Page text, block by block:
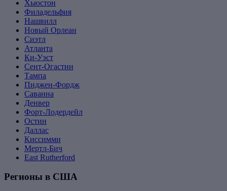
Хьюстон
Филадельфия
Нашвилл
Новый Орлеан
Сиэтл
Атланта
Ки-Уэст
Сент-Огастин
Тампа
Пиджен-Фордж
Саванна
Денвер
Форт-Лодердейл
Остин
Даллас
Киссимми
Мертл-Бич
East Rutherford
Регионы в США